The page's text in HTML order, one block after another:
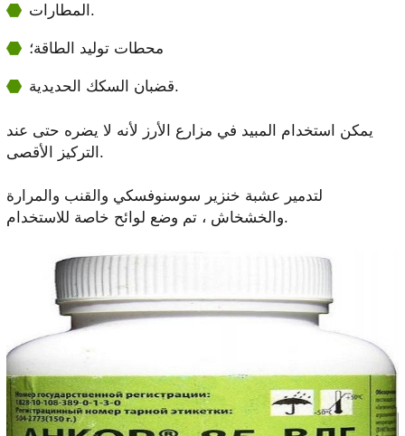
المطارات.
محطات توليد الطاقة؛
قضبان السكك الحديدية.
يمكن استخدام المبيد في مزارع الأرز لأنه لا يضره حتى عند
التركيز الأقصى.
لتدمير عشبة خنزير سوسنوفسكي والقنب والمرارة
والخشخاش ، تم وضع لوائح خاصة للاستخدام.